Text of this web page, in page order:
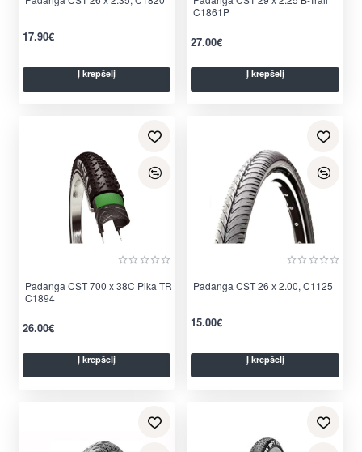
17.90€
Į krepšelį
C1861P
27.00€
Į krepšelį
Padanga CST 700 x 38C Pika TR
C1894
26.00€
Į krepšelį
Padanga CST 26 x 2.00, C1125
15.00€
Į krepšelį